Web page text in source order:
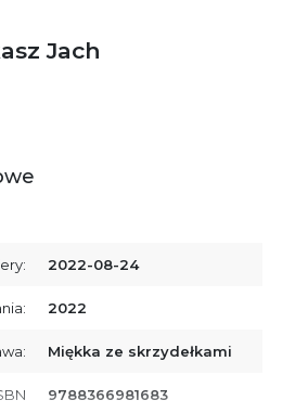
Jach
2022-08-24
2022
Miękka ze skrzydełkami
9788366981683